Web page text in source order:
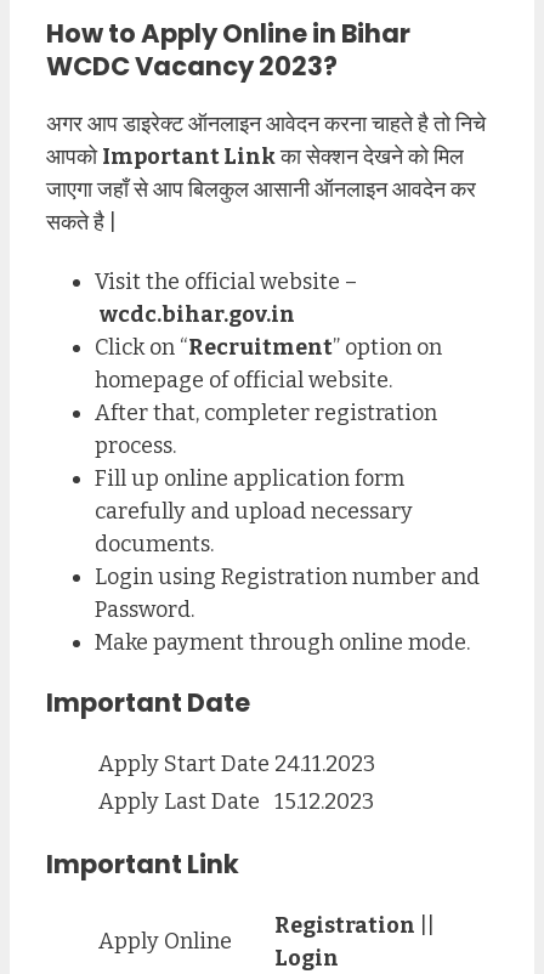
How to Apply Online in Bihar
WCDC Vacancy 2023?
अगर आप डाइरेक्ट ऑनलाइन आवेदन करना चाहते है तो निचे
आपकोImportant Linkका सेक्शन देखने को मिल
जाएगा जहाँ से आप बिलकुल आसानी ऑनलाइन आवदेन कर
सकते है |
Visit the official website –
wcdc.bihar.gov.in
Click on “Recruitment” option on
homepage of official website.
After that, completer registration
process.
Fill up online application form
carefully and upload necessary
documents.
Login using Registration number and
Password.
Make payment through online mode.
Important Date
Apply Start Date 24.11.2023
Apply Last Date 15.12.2023
Important Link
Apply Online
Registration
Login